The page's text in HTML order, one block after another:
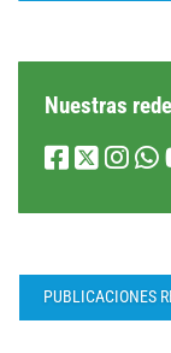
Nuestras
PUBLICACIONES